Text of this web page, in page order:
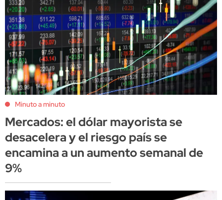
Minuto a minuto
Mercados: el dólar mayorista se
desacelera y el riesgo país se
encamina a un aumento semanal de
9%